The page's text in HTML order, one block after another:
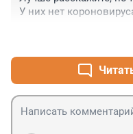
У них нет